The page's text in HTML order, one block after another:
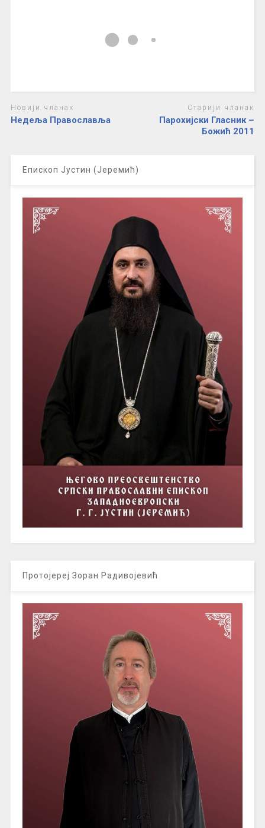
Новији чланак
Недеља Православља
Старији чланак
Парохијски Гласник –
Божић 2011
Епископ Јустин (Јеремић)
Протојереј Зоран Радивојевић